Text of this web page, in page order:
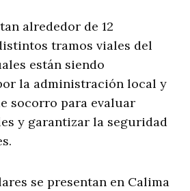
alrededor de 12
tramos viales del
están siendo
la administración local y
socorro para evaluar
y garantizar la seguridad
se presentan en Calima